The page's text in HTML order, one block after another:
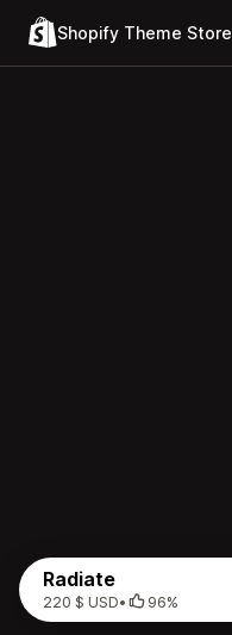
Shopify Theme Store
Radiate
220 $ USD• 96%